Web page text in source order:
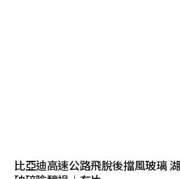
比亞迪高速公路飛脫後擋風玻璃